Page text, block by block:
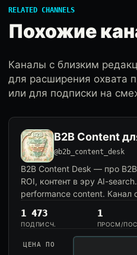
RELATED CHANNELS
Похожие
Каналы с близким
для расширения охвата
или для подписки на
B2B Content
@b2b_content_desk
B2B Content Desk — про
ROI, контент в эру AI-
performance content. Канал
1 473
ПОДПИСЧ.
1
ПРОСМ/
ЦЕНА ПО